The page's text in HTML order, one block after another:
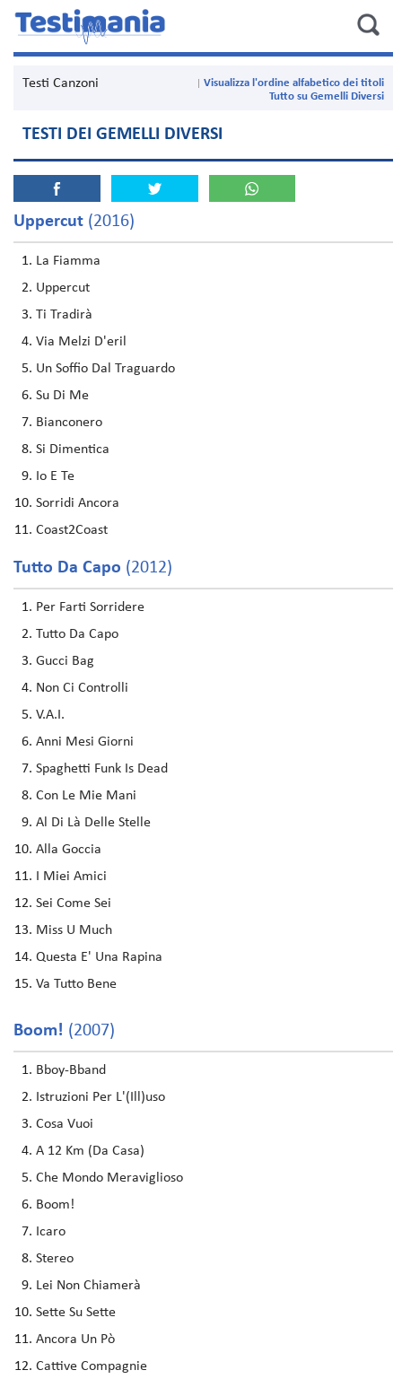
Testi Canzoni
Visualizza l'ordine alfabetico dei titoli
Tutto su Gemelli Diversi
TESTI DEI GEMELLI DIVERSI
Uppercut (2016)
La Fiamma
Uppercut
Ti Tradirà
Via Melzi D'eril
Un Soffio Dal Traguardo
Su Di Me
Bianconero
Si Dimentica
Io E Te
Sorridi Ancora
Coast2Coast
Tutto Da Capo (2012)
Per Farti Sorridere
Tutto Da Capo
Gucci Bag
Non Ci Controlli
V.A.I.
Anni Mesi Giorni
Spaghetti Funk Is Dead
Con Le Mie Mani
Al Di Là Delle Stelle
Alla Goccia
I Miei Amici
Sei Come Sei
Miss U Much
Questa E' Una Rapina
Va Tutto Bene
Boom! (2007)
Bboy-Bband
Istruzioni Per L'(Ill)uso
Cosa Vuoi
A 12 Km (Da Casa)
Che Mondo Meraviglioso
Boom!
Icaro
Stereo
Lei Non Chiamerà
Sette Su Sette
Ancora Un Pò
Cattive Compagnie